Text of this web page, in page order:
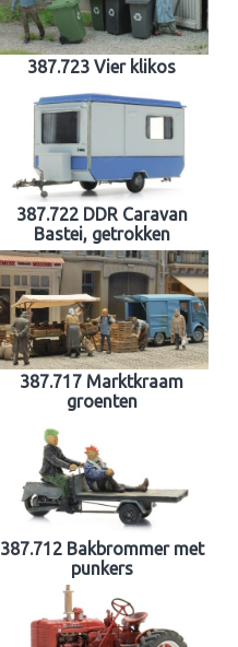
387.723 Vier klikos
387.722 DDR Caravan
Bastei, getrokken
387.717 Marktkraam
groenten
387.712 Bakbrommer met
punkers